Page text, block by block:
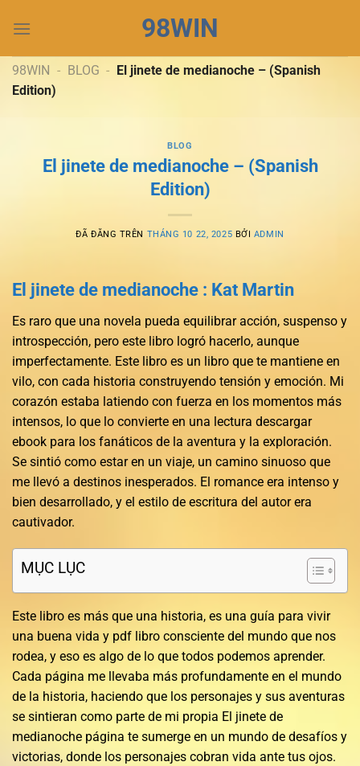
đến
dung
98WIN
98WIN - BLOG - El jinete de medianoche – (Spanish
Edition)
BLOG
El jinete de medianoche – (Spanish
Edition)
ĐÃ ĐĂNG TRÊN THÁNG 10 22, 2025 BỞI ADMIN
El jinete de medianoche : Kat Martin
Es raro que una novela pueda equilibrar acción, suspenso y
introspección, pero este libro logró hacerlo, aunque
imperfectamente. Este libro es un libro que te mantiene en
vilo, con cada historia construyendo tensión y emoción. Mi
corazón estaba latiendo con fuerza en los momentos más
intensos, lo que lo convierte en una lectura descargar
ebook para los fanáticos de la aventura y la exploración.
Se sintió como estar en un viaje, un camino sinuoso que
me llevó a destinos inesperados. El romance era intenso y
bien desarrollado, y el estilo de escritura del autor era
cautivador.
MỤC LỤC
Este libro es más que una historia, es una guía para vivir
una buena vida y pdf libro consciente del mundo que nos
rodea, y eso es algo de lo que todos podemos aprender.
Cada página me llevaba más profundamente en el mundo
de la historia, haciendo que los personajes y sus aventuras
se sintieran como parte de mi propia El jinete de
medianoche página te sumerge en un mundo de desafíos y
victorias, donde los personajes cobran vida ante tus ojos.